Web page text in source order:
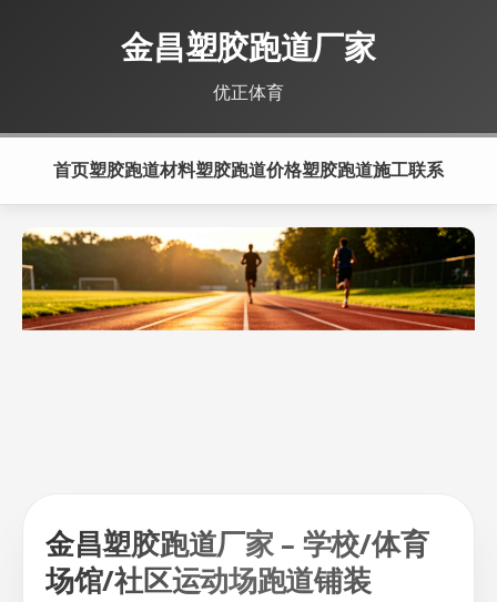
金昌塑胶跑道厂家
优正体育
首页塑胶跑道材料塑胶跑道价格塑胶跑道施工联系
金昌塑胶跑道厂家 – 学校/体育
场馆/社区运动场跑道铺装